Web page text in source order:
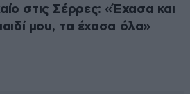
στις Σέρρες: «Έχασα και
μου, τα έχασα όλα»